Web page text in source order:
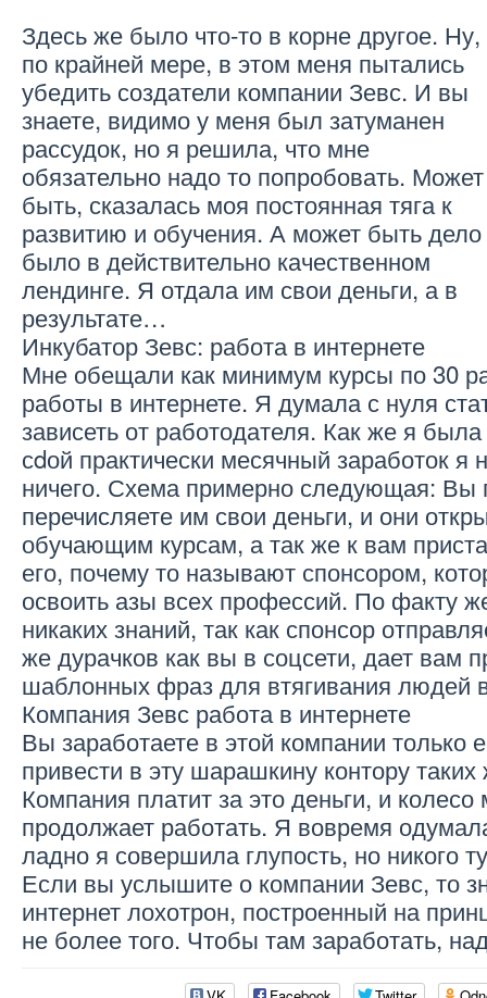
Здесь же было что-то в корне другое. Ну,
по крайней мере, в этом меня пытались
убедить создатели компании Зевс. И вы
знаете, видимо у меня был затуманен
рассудок, но я решила, что мне
обязательно надо то попробовать. Может
быть, сказалась моя постоянная тяга к
развитию и обучения. А может быть дело
было в действительно качественном
лендинге. Я отдала им свои деньги, а в
результате…
Инкубатор Зевс: работа в интернете
Мне обещали как минимум курсы по 30
работы в интернете. Я думала с нуля
зависеть от работодателя. Как же я
сdой практически месячный заработок я
ничего. Схема примерно следующая: Вы
перечисляете им свои деньги, и они
обучающим курсам, а так же к вам
его, почему то называют спонсором,
освоить азы всех профессий. По факту
никаких знаний, так как спонсор
же дурачков как вы в соцсети, дает вам
шаблонных фраз для втягивания людей
Компания Зевс работа в интернете
Вы заработаете в этой компании только
привести в эту шарашкину контору
Компания платит за это деньги, и колесо
продолжает работать. Я вовремя
ладно я совершила глупость, но никого
Если вы услышите о компании Зевс, то
интернет лохотрон, построенный на
не более того. Чтобы там заработать,